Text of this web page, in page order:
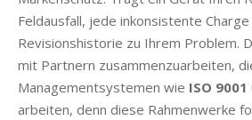
Feldausfall, jede inkonsistente
Revisionshistorie zu Ihrem Problem.
mit Partnern zusammenzuarbeiten,
Managementsystemen wie ISO 9001
arbeiten, denn diese Rahmenwerke